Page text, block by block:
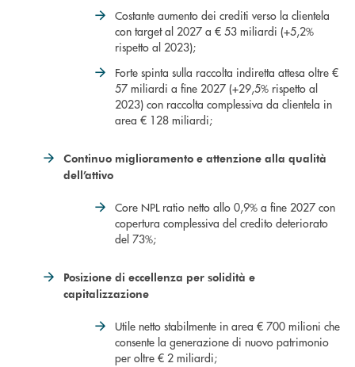
Costante aumento dei crediti verso la clientela
con target al 2027 a € 53 miliardi (+5,2%
rispetto al 2023);
Forte spinta sulla raccolta indiretta attesa oltre €
57 miliardi a fine 2027 (+29,5% rispetto al
2023) con raccolta complessiva da clientela in
area € 128 miliardi;
Continuo miglioramento e attenzione alla qualità
dell’attivo
Core NPL ratio netto allo 0,9% a fine 2027 con
copertura complessiva del credito deteriorato
del 73%;
Posizione di eccellenza per solidità e
capitalizzazione
Utile netto stabilmente in area € 700 milioni che
consente la generazione di nuovo patrimonio
per oltre € 2 miliardi;